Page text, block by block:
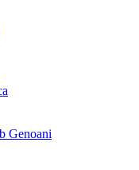
Genoani